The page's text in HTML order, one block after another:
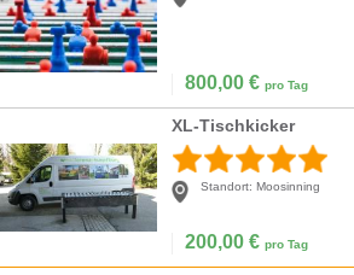
800,00 € pro Tag
XL-Tischkicker
Standort: Moosinning
200,00 € pro Tag